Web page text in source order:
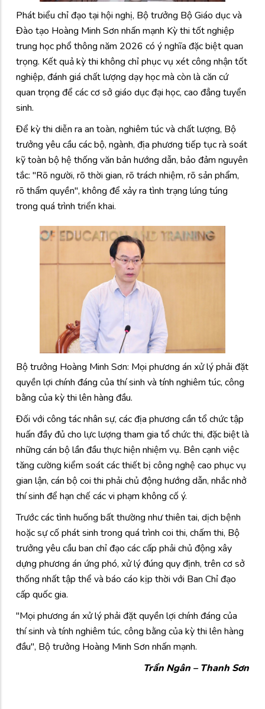
Phát biểu chỉ đạo tại hội nghị, Bộ trưởng Bộ Giáo dục và
Đào tạo Hoàng Minh Sơn nhấn mạnh Kỳ thi tốt nghiệp
trung học phổ thông năm 2026 có ý nghĩa đặc biệt quan
trọng. Kết quả kỳ thi không chỉ phục vụ xét công nhận tốt
nghiệp, đánh giá chất lượng dạy học mà còn là căn cứ
quan trọng để các cơ sở giáo dục đại học, cao đẳng tuyển
sinh.
Để kỳ thi diễn ra an toàn, nghiêm túc và chất lượng, Bộ
trưởng yêu cầu các bộ, ngành, địa phương tiếp tục rà soát
kỹ toàn bộ hệ thống văn bản hướng dẫn, bảo đảm nguyên
tắc: "Rõ người, rõ thời gian, rõ trách nhiệm, rõ sản phẩm,
rõ thẩm quyền", không để xảy ra tình trạng lúng túng
trong quá trình triển khai.
Bộ trưởng Hoàng Minh Sơn: Mọi phương án xử lý phải đặt
quyền lợi chính đáng của thí sinh và tính nghiêm túc, công
bằng của kỳ thi lên hàng đầu.
Đối với công tác nhân sự, các địa phương cần tổ chức tập
huấn đầy đủ cho lực lượng tham gia tổ chức thi, đặc biệt là
những cán bộ lần đầu thực hiện nhiệm vụ. Bên cạnh việc
tăng cường kiểm soát các thiết bị công nghệ cao phục vụ
gian lận, cán bộ coi thi phải chủ động hướng dẫn, nhắc nhở
thí sinh để hạn chế các vi phạm không cố ý.
Trước các tình huống bất thường như thiên tai, dịch bệnh
hoặc sự cố phát sinh trong quá trình coi thi, chấm thi, Bộ
trưởng yêu cầu ban chỉ đạo các cấp phải chủ động xây
dựng phương án ứng phó, xử lý đúng quy định, trên cơ sở
thống nhất tập thể và báo cáo kịp thời với Ban Chỉ đạo
cấp quốc gia.
"Mọi phương án xử lý phải đặt quyền lợi chính đáng của
thí sinh và tính nghiêm túc, công bằng của kỳ thi lên hàng
đầu", Bộ trưởng Hoàng Minh Sơn nhấn mạnh.
Trẩn Ngân – Thanh Sơn